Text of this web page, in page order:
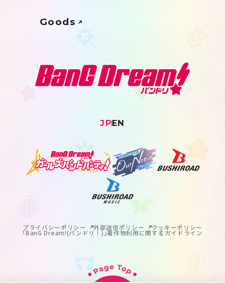
Goods
JPEN
プライバシーポリシー 外部送信ポリシー クッキーポリシー
｢BanG Dream!(バンドリ！)｣著作物利用に関するガイドライン